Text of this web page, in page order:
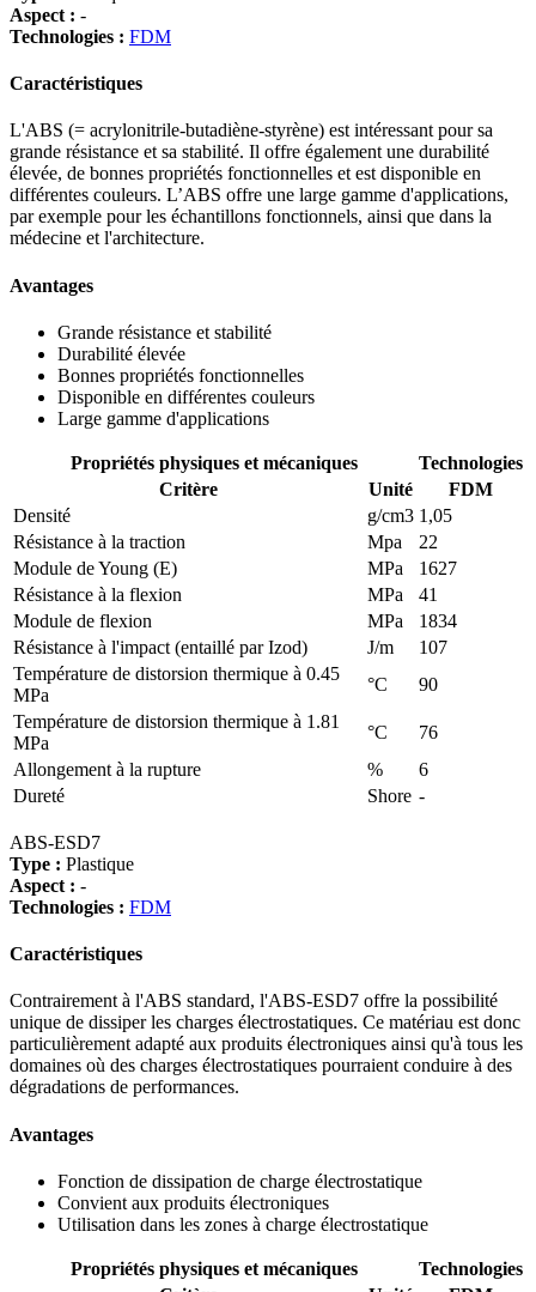
Aspect : -
Technologies : FDM
Caractéristiques
L'ABS (= acrylonitrile-butadiène-styrène) est intéressant pour sa
grande résistance et sa stabilité. Il offre également une durabilité
élevée, de bonnes propriétés fonctionnelles et est disponible en
différentes couleurs. L’ABS offre une large gamme d'applications,
par exemple pour les échantillons fonctionnels, ainsi que dans la
médecine et l'architecture.
Avantages
Grande résistance et stabilité
Durabilité élevée
Bonnes propriétés fonctionnelles
Disponible en différentes couleurs
Large gamme d'applications
Propriétés physiques et mécaniques
Technologies
Critère
Unité
FDM
Densité
g/cm3 1,05
Résistance à la traction
Mpa
22
Module de Young (E)
MPa
1627
Résistance à la flexion
MPa
41
Module de flexion
MPa
1834
Résistance à l'impact (entaillé par Izod)
J/m
107
Température de distorsion thermique à 0.45
MPa
°C
90
Température de distorsion thermique à 1.81
MPa
°C
76
Allongement à la rupture
%
6
Dureté
Shore -
ABS-ESD7
Type : Plastique
Aspect : -
Technologies : FDM
Caractéristiques
Contrairement à l'ABS standard, l'ABS-ESD7 offre la possibilité
unique de dissiper les charges électrostatiques. Ce matériau est donc
particulièrement adapté aux produits électroniques ainsi qu'à tous les
domaines où des charges électrostatiques pourraient conduire à des
dégradations de performances.
Avantages
Fonction de dissipation de charge électrostatique
Convient aux produits électroniques
Utilisation dans les zones à charge électrostatique
Propriétés physiques et mécaniques
Technologies